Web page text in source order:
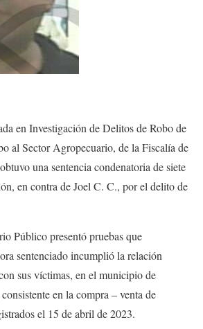
en Investigación de Delitos de Robo de
al Sector Agropecuario, de la Fiscalía de
una sentencia condenatoria de siete
en contra de Joel C. C., por el delito de
Público presentó pruebas que
sentenciado incumplió la relación
sus víctimas, en el municipio de
en la compra – venta de
el 15 de abril de 2023.